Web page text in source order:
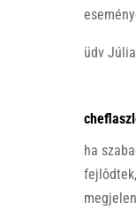
üdv Júlia
ha